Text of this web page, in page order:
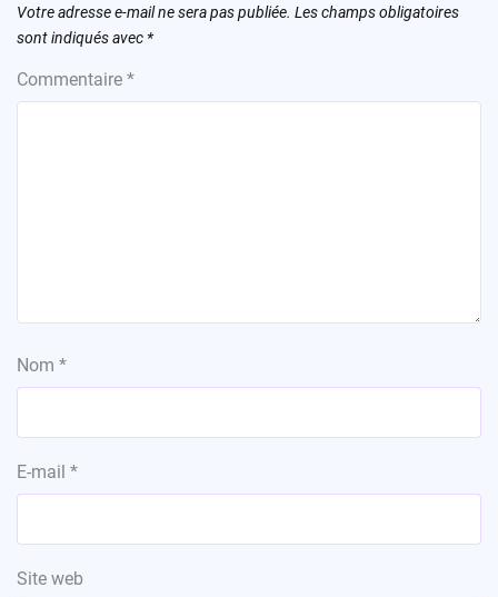
Votre adresse e-mail ne sera pas publiée. Les champs obligatoires
sont indiqués avec *
Commentaire *
Nom *
E-mail *
Site web